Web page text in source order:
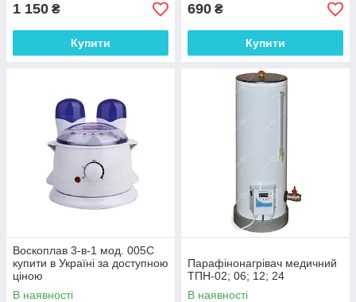
1 150 ₴
Купити
690 ₴
Купити
Воскоплав 3-в-1 мод. 005С
купити в Україні за доступною
ціною
В наявності
Парафінонагрівач медичний
ТПН-02; 06; 12; 24
В наявності